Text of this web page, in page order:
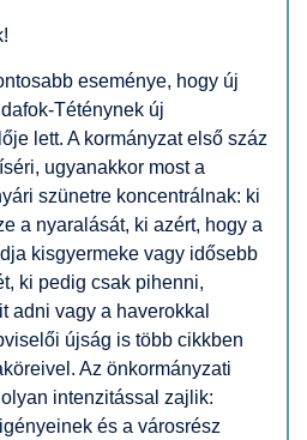
eseménye, hogy új
Téténynek új
lett. A kormányzat első száz
ugyanakkor most a
szünetre koncentrálnak: ki
a nyaralását, ki azért, hogy a
kisgyermeke vagy idősebb
ki pedig csak pihenni,
adni vagy a haverokkal
újság is több cikkben
Az önkormányzati
intenzitással zajlik:
és a városrész